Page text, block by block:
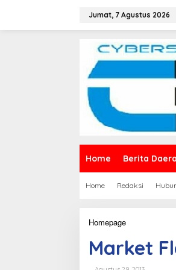
w
Jumat, 7 Agustus 2026
Home Berita
Home Redaksi
Homepage
r
k
e
Market